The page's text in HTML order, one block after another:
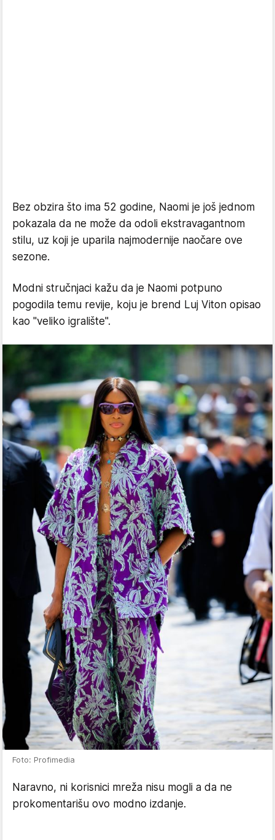
Bez obzira što ima 52 godine, Naomi je još jednom
pokazala da ne može da odoli ekstravagantnom
stilu, uz koji je uparila najmodernije naočare ove
sezone.
Modni stručnjaci kažu da je Naomi potpuno
pogodila temu revije, koju je brend Luj Viton opisao
kao "veliko igralište".
Foto: Profimedia
Naravno, ni korisnici mreža nisu mogli a da ne
prokomentarišu ovo modno izdanje.